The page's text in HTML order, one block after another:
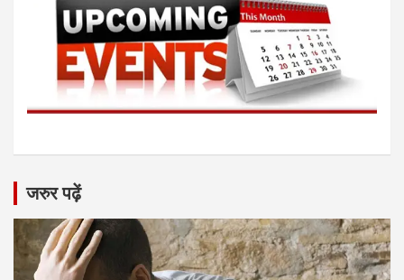
जरुर पढ़ें